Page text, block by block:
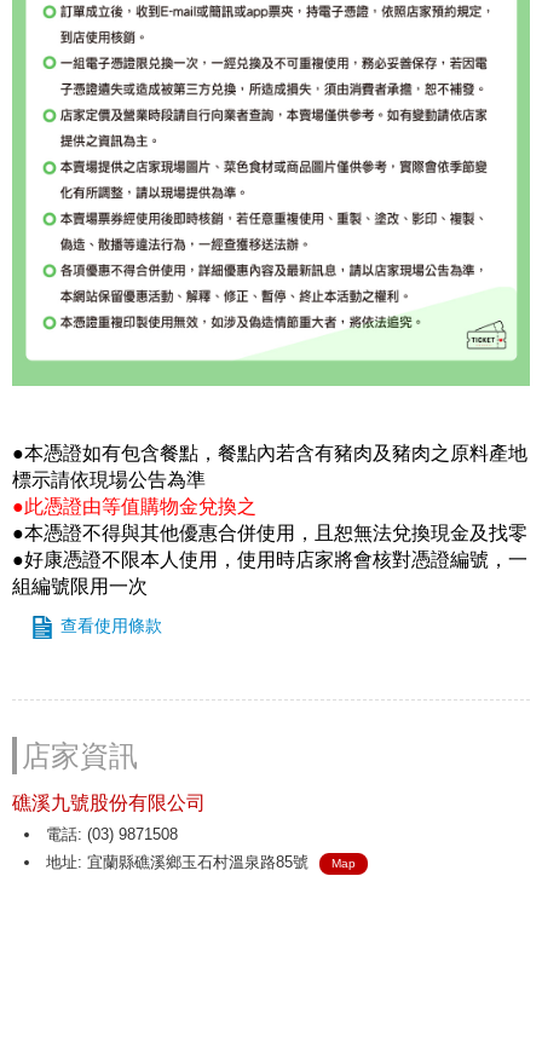
●本憑證如有包含餐點，餐點內若含有豬肉及豬肉之原料產地
標示請依現場公告為準
●此憑證由等值購物金兌換之
●本憑證不得與其他優惠合併使用，且恕無法兌換現金及找零
●好康憑證不限本人使用，使用時店家將會核對憑證編號，一
組編號限用一次
查看使用條款
店家資訊
礁溪九號股份有限公司
電話: (03) 9871508
地址: 宜蘭縣礁溪鄉玉石村溫泉路85號
Map